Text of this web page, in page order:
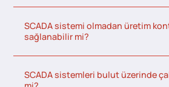
SCADA sistemi olmadan üretim
sağlanabilir mi?
SCADA sistemleri bulut üzerinde